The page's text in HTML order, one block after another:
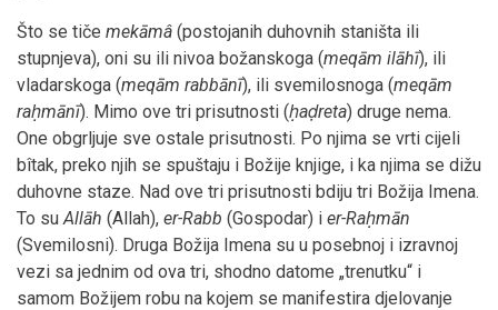
Što se tiče mekāmâ (postojanih duhovnih staništa ili
stupnjeva), oni su ili nivoa božanskoga (meqām ilāhī), ili
vladarskoga (meqām rabbānī), ili svemilosnoga (meqām
raḥmānī). Mimo ove tri prisutnosti (ḥaḍreta) druge nema.
One obgrljuje sve ostale prisutnosti. Po njima se vrti cijeli
bîtak, preko njih se spuštaju i Božije knjige, i ka njima se dižu
duhovne staze. Nad ove tri prisutnosti bdiju tri Božija Imena.
To su Allāh (Allah), er-Rabb (Gospodar) i er-Raḥmān
(Svemilosni). Druga Božija Imena su u posebnoj i izravnoj
vezi sa jednim od ova tri, shodno datome „trenutku“ i
samom Božijem robu na kojem se manifestira djelovanje